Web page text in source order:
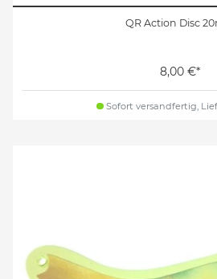
QR Action Disc
8,00 €*
Sofort versandfertig,